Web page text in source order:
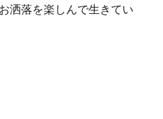
洒落を楽しんで生きてい